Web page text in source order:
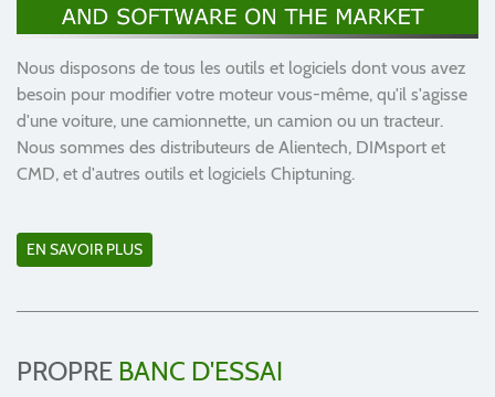
Nous disposons de tous les outils et logiciels dont vous avez
besoin pour modifier votre moteur vous-même, qu'il s'agisse
d'une voiture, une camionnette, un camion ou un tracteur.
Nous sommes des distributeurs de Alientech, DIMsport et
CMD, et d'autres outils et logiciels Chiptuning.
EN SAVOIR PLUS
PROPRE BANC D'ESSAI